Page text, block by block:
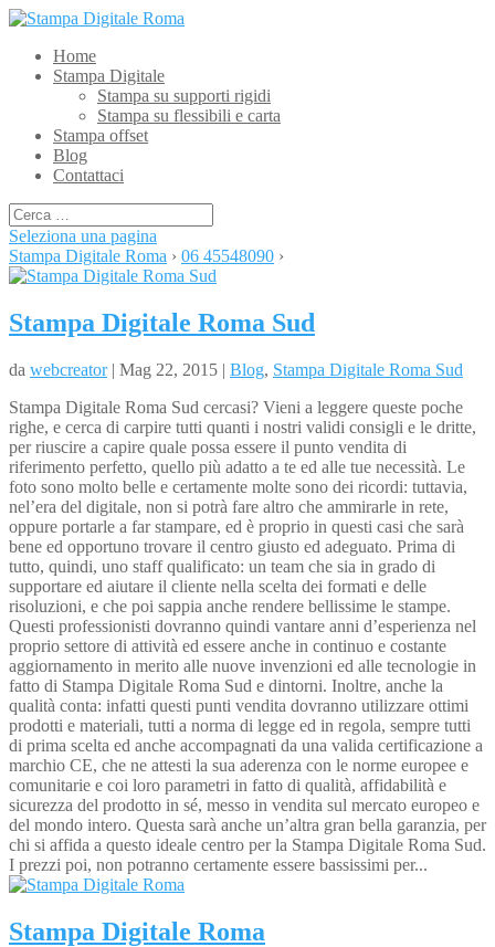
Home
Stampa Digitale
Stampa su supporti rigidi
Stampa su flessibili e carta
Stampa offset
Blog
Contattaci
Seleziona una pagina
Stampa Digitale Roma › 06 45548090 ›
Stampa Digitale Roma Sud
da webcreator| Mag 22, 2015 | Blog, Stampa Digitale Roma Sud
Stampa Digitale Roma Sud cercasi? Vieni a leggere queste poche
righe, e cerca di carpire tutti quanti i nostri validi consigli e le dritte,
per riuscire a capire quale possa essere il punto vendita di
riferimento perfetto, quello più adatto a te ed alle tue necessità. Le
foto sono molto belle e certamente molte sono dei ricordi: tuttavia,
nel’era del digitale, non si potrà fare altro che ammirarle in rete,
oppure portarle a far stampare, ed è proprio in questi casi che sarà
bene ed opportuno trovare il centro giusto ed adeguato. Prima di
tutto, quindi, uno staff qualificato: un team che sia in grado di
supportare ed aiutare il cliente nella scelta dei formati e delle
risoluzioni, e che poi sappia anche rendere bellissime le stampe.
Questi professionisti dovranno quindi vantare anni d’esperienza nel
proprio settore di attività ed essere anche in continuo e costante
aggiornamento in merito alle nuove invenzioni ed alle tecnologie in
fatto di Stampa Digitale Roma Sud e dintorni. Inoltre, anche la
qualità conta: infatti questi punti vendita dovranno utilizzare ottimi
prodotti e materiali, tutti a norma di legge ed in regola, sempre tutti
di prima scelta ed anche accompagnati da una valida certificazione a
marchio CE, che ne attesti la sua aderenza con le norme europee e
comunitarie e coi loro parametri in fatto di qualità, affidabilità e
sicurezza del prodotto in sé, messo in vendita sul mercato europeo e
del mondo intero. Questa sarà anche un’altra gran bella garanzia, per
chi si affida a questo ideale centro per la Stampa Digitale Roma Sud.
I prezzi poi, non potranno certamente essere bassissimi per...
Stampa Digitale Roma